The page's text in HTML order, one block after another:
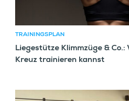
TRAININGSPLAN
Liegestütze Klimmzüge &
Kreuz trainieren kannst